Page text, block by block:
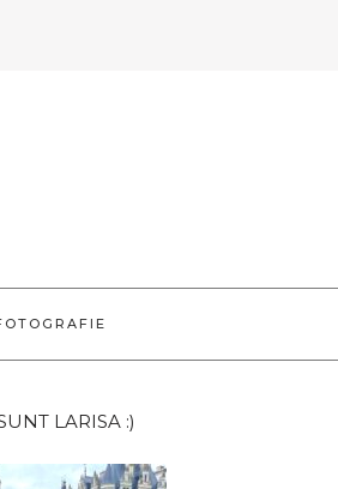
LARISA :)